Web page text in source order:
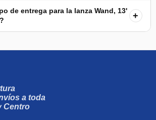
de entrega para la lanza Wand, 13'
+
a toda
Centro